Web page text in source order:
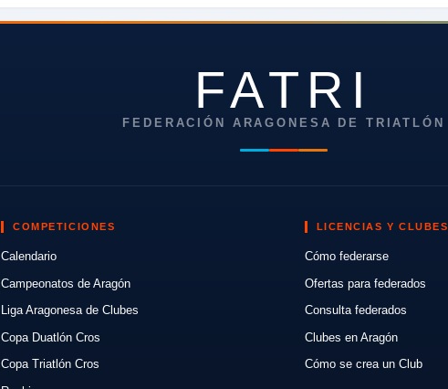
FATRI
FEDERACIÓN ARAGONESA DE TRIATLÓN
COMPETICIONES
Calendario
Campeonatos de Aragón
Liga Aragonesa de Clubes
Copa Duatlón Cros
Copa Triatlón Cros
LICENCIAS Y CLUBES
Cómo federarse
Ofertas para federados
Consulta federados
Clubes en Aragón
Cómo se crea un Club